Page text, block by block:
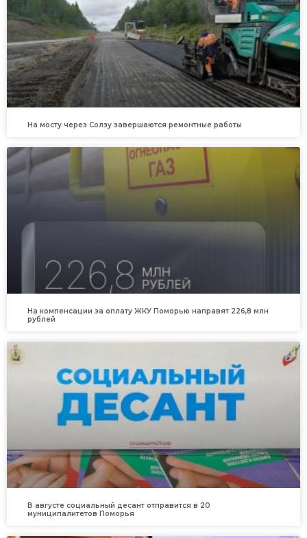
На мосту через Солзу завершаются ремонтные работы
На компенсации за оплату ЖКУ Поморью направят 226,8 млн
рублей
В августе социальный десант отправится в 20
муниципалитетов Поморья